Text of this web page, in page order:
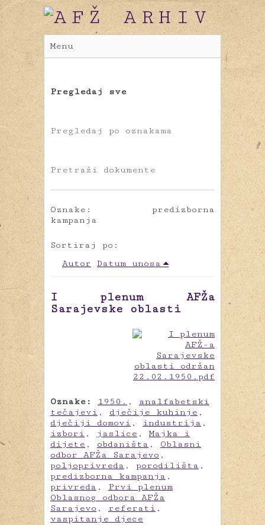
Menu
Pregledaj sve
Pregledaj po oznakama
Pretraži dokumente
Oznake: predizborna
kampanja
Sortiraj po:
Autor
Datum unosa
I plenum AFŽa
Sarajevske oblasti
Oznake: 1950. ,
analfabetski
tečajevi , dječije kuhinje ,
dječiji domovi , industrija ,
izbori , jaslice ,Majka i
dijete , obdaništa , Oblasni
odbor AFŽa Sarajevo ,
poljoprivreda , porodilišta ,
predizborna kampanja ,
privreda , Prvi plenum
Oblasnog odbora AFŽa
Sarajevo , referati ,
vaspitanje djece